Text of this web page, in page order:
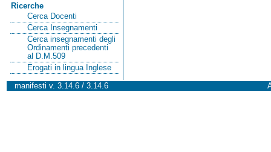
Ricerche
Cerca Docenti
Cerca Insegnamenti
Cerca insegnamenti degli
Ordinamenti precedenti
al D.M.509
Erogati in lingua Inglese
manifesti v. 3.14.6 / 3.14.6